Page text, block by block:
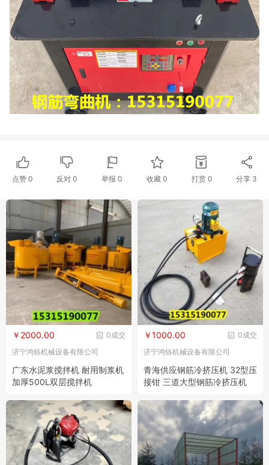
点赞 0 反对0 举报 0 收藏 0 打赏 0 分享 3
0成交
￥2000.00
济宁鸿铄机械设备有限公司
广东水泥浆搅拌机 耐用制浆机
加厚500L双层搅拌机
0成交
￥1000.00
济宁鸿铄机械设备有限公司
青海供应钢筋冷挤压机 32型压
接钳 三道大型钢筋冷挤压机